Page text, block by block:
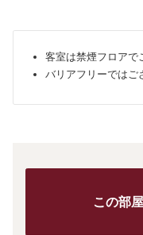
客室は禁煙フロアで
バリアフリーではご
この部